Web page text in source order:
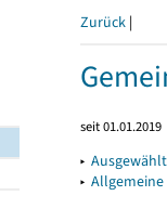
Zurück |
seit 01.01.2019
▸
▸